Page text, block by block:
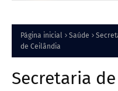
Página inicial Saúde
de Ceilândia
Secretaria